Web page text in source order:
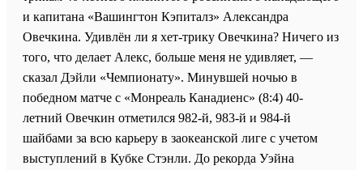
и капитана «Вашингтон Кэпиталз» Александра
Овечкина. Удивлён ли я хет-трику Овечкина? Ничего из
того, что делает Алекс, больше меня не удивляет, —
сказал Дэйли «Чемпионату». Минувшей ночью в
победном матче с «Монреаль Канадиенс» (8:4) 40-
летний Овечкин отметился 982-й, 983-й и 984-й
шайбами за всю карьеру в заокеанской лиге с учетом
выступлений в Кубке Стэнли. До рекорда Уэйна